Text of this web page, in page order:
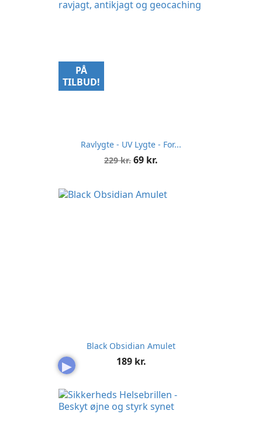
Ravlygte - UV Lygte - For...
Normalpris
229 kr. Pris
69 kr.
PÅ
TILBUD!
▶
Black Obsidian Amulet
Pris
189 kr.